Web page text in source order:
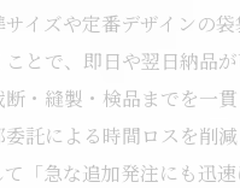
イズや定番デザインの
とで、即日や翌日納品が
・縫製・検品までを一
託による時間ロスを削
「急な追加発注にも迅